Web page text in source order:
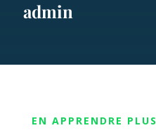
admin
EN APPRENDRE PLUS